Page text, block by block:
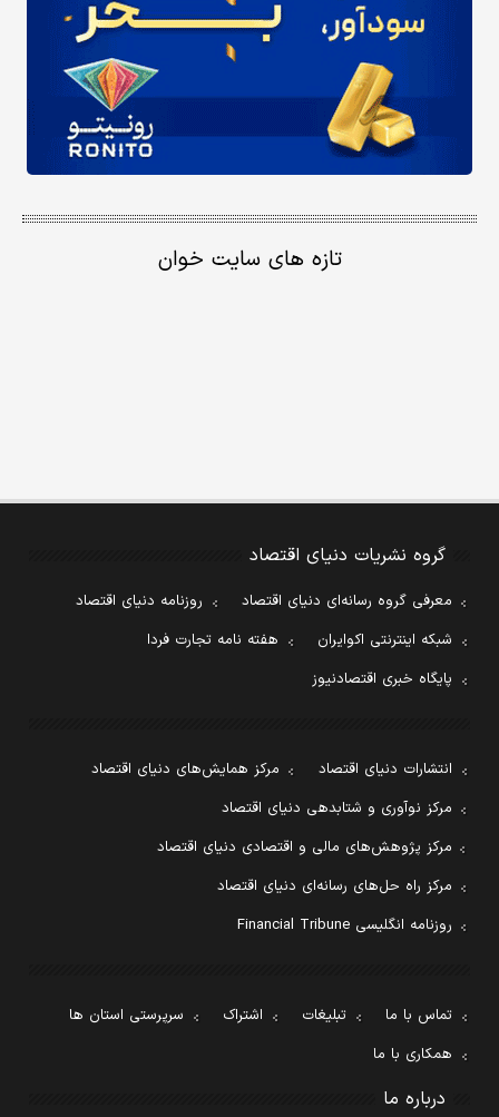
تازه های سایت خوان
گروه نشریات دنیای اقتصاد
معرفی گروه رسانه‌ای دنیای اقتصاد
روزنامه دنیای اقتصاد
شبکه اینترنتی اکوایران
هفته نامه تجارت فردا
پایگاه خبری اقتصادنیوز
انتشارات دنیای اقتصاد
مرکز همایش‌های دنیای اقتصاد
مرکز نوآوری و شتابدهی دنیای اقتصاد
مرکز پژوهش‌های مالی و اقتصادی دنیای اقتصاد
مرکز راه حل‌های رسانه‌ای دنیای اقتصاد
روزنامه انگلیسی Financial Tribune
تماس با ما تبلیغات اشتراک
سرپرستی استان ها
همکاری با ما
درباره ما